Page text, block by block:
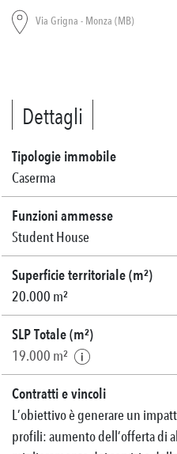
Via Grigna - Monza (MB)
Dettagli
Tipologie immobile
Caserma
Funzioni ammesse
Student House
Superficie territoriale (m²)
20.000 m²
SLP Totale (m²)
19.000 m²
Contratti e vincoli
L’obiettivo è generare un
profili: aumento dell’offerta di